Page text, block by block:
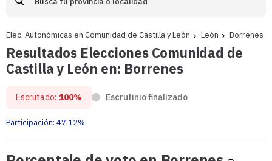
Elec. Autonómicas en Comunidad de Castilla y León León Borrenes
Resultados Elecciones Comunidad de
Castilla y León en: Borrenes
Escrutado: 100% Escrutinio finalizado
Participación: 47.12%